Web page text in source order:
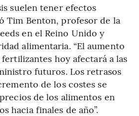
suelen tener efectos
Tim Benton, profesor de la
en el Reino Unido y
alimentaria. “El aumento
hoy afectará a las
futuros. Los retrasos
de los costes se
de los alimentos en
hacia finales de año”.